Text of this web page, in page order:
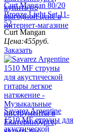
Curt Mangan 80/20
Bronze Light Set 11-
52
Curt Mangan
Цена:455руб.
Заказать
Savarez Argentine
1510 MF струны для
акустической